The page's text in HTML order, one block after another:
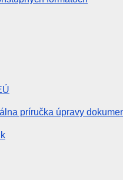
príručka úpravy